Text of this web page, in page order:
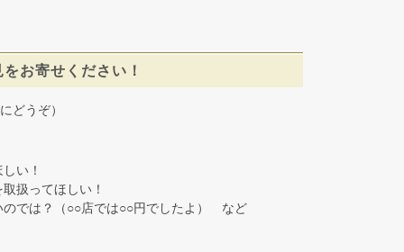
お寄せください！
どうぞ）
い！
扱ってほしい！
では？（○○店では○○円でしたよ） など